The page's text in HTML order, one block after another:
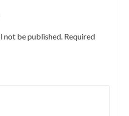
not be published. Required